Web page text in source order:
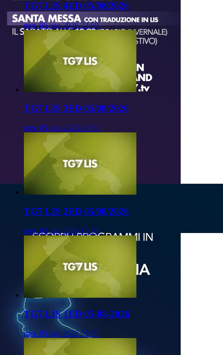
TG7 LIS 4ED 05/08/2026
mer, 05 ago 2026 23:50
TG7 LIS 3ED 05/08/2026
mer, 05 ago 2026 20:50
TG7 LIS 2ED 05/08/2026
mer, 05 ago 2026 13:50
TG7 LIS 1ED 05-08-2026
mer, 05 ago 2026 09:50